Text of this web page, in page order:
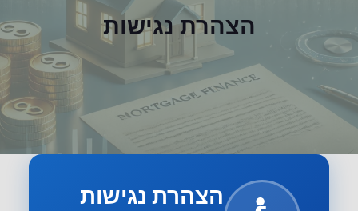
הצהרת נגישות
הצהרת נגישות